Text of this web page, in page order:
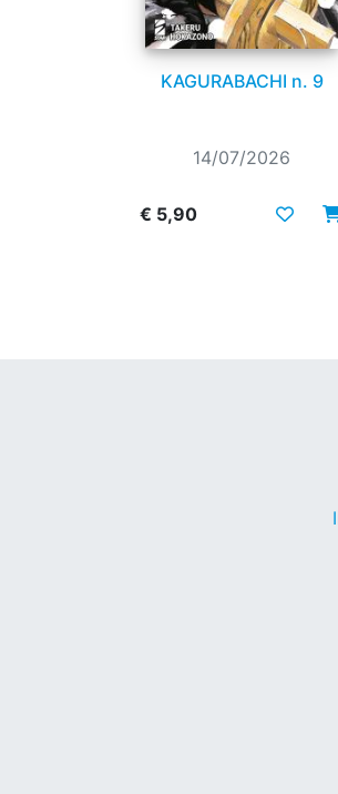
KAGURABACHI n. 9
14/07/2026
€ 5,90